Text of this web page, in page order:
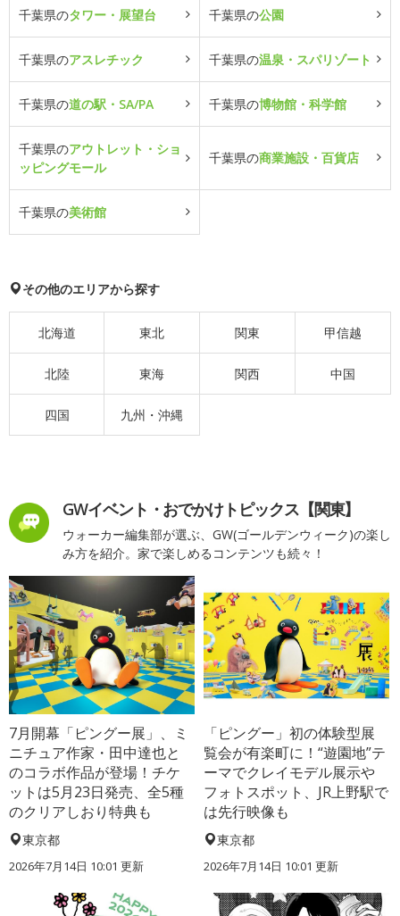
千葉県のタワー・展望台 千葉県の公園
千葉県のアスレチック 千葉県の温泉・スパリゾート
千葉県の道の駅・SA/PA 千葉県の博物館・科学館
千葉県のアウトレット・ショ
ッピングモール
千葉県の商業施設・百貨店
千葉県の美術館
その他のエリアから探す
北海道 東北 関東 甲信越
北陸 東海 関西 中国
四国 九州・沖縄
GWイベント・おでかけトピックス【関東】
ウォーカー編集部が選ぶ、GW(ゴールデンウィーク)の楽し
み方を紹介。家で楽しめるコンテンツも続々！
7月開幕「ピングー展」、ミ
ニチュア作家・田中達也と
のコラボ作品が登場！チケ
ットは5月23日発売、全5種
のクリアしおり特典も
東京都
2026年7月14日 10:01 更新
「ピングー」初の体験型展
覧会が有楽町に！“遊園地”テ
ーマでクレイモデル展示や
フォトスポット、JR上野駅で
は先行映像も
東京都
2026年7月14日 10:01 更新